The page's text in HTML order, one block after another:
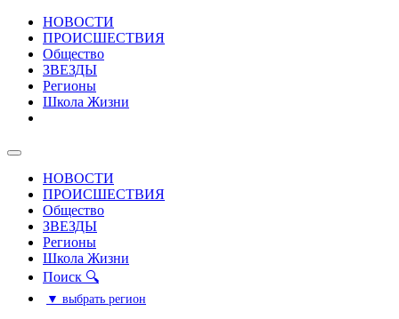
НОВОСТИ
ПРОИСШЕСТВИЯ
Общество
ЗВЕЗДЫ
Регионы
Школа Жизни
НОВОСТИ
ПРОИСШЕСТВИЯ
Общество
ЗВЕЗДЫ
Регионы
Школа Жизни
Поиск 🔍
▼ выбрать регион